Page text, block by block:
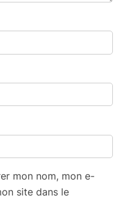
mon nom, mon e-
site dans le